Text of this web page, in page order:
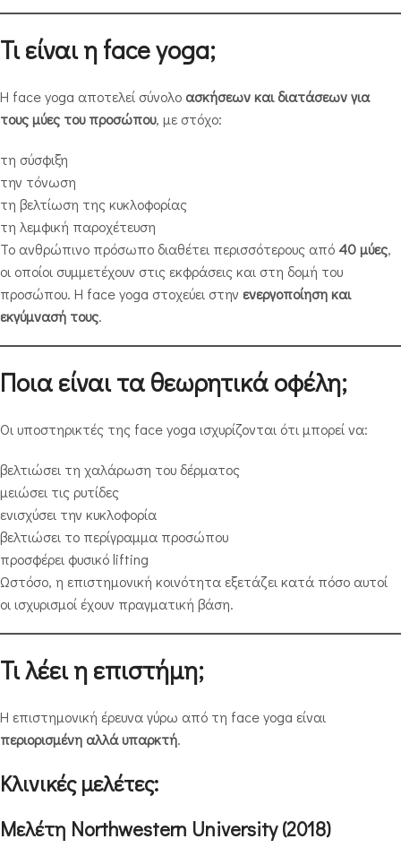
Τι είναι η face yoga;
Η face yoga αποτελεί σύνολο ασκήσεων και διατάσεων για
τους μύες του προσώπου, με στόχο:
τη σύσφιξη
την τόνωση
τη βελτίωση της κυκλοφορίας
τη λεμφική παροχέτευση
Το ανθρώπινο πρόσωπο διαθέτει περισσότερους από 40 μύες,
οι οποίοι συμμετέχουν στις εκφράσεις και στη δομή του
προσώπου. Η face yoga στοχεύει στην ενεργοποίηση και
εκγύμνασή τους.
Ποια είναι τα θεωρητικά οφέλη;
Οι υποστηρικτές της face yoga ισχυρίζονται ότι μπορεί να:
βελτιώσει τη χαλάρωση του δέρματος
μειώσει τις ρυτίδες
ενισχύσει την κυκλοφορία
βελτιώσει το περίγραμμα προσώπου
προσφέρει φυσικό lifting
Ωστόσο, η επιστημονική κοινότητα εξετάζει κατά πόσο αυτοί
οι ισχυρισμοί έχουν πραγματική βάση.
Τι λέει η επιστήμη;
Η επιστημονική έρευνα γύρω από τη face yoga είναι
περιορισμένη αλλά υπαρκτή.
Κλινικές μελέτες:
Μελέτη Northwestern University (2018)